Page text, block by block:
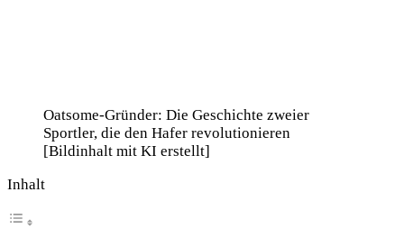
Oatsome-Gründer: Die Geschichte zweier
Sportler, die den Hafer revolutionieren
[Bildinhalt mit KI erstellt]
Inhalt